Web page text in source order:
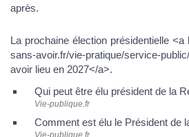
après.
La prochaine élection présidentielle
sans-avoir.fr/vie-pratique/service-
avoir lieu en 2027</a>.
Qui peut être élu président de la
Vie-publique.fr
Comment est élu le Président de
Vie-publique.fr